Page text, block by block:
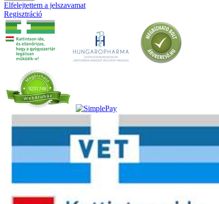
Elfelejtettem a jelszavamat
Regisztráció